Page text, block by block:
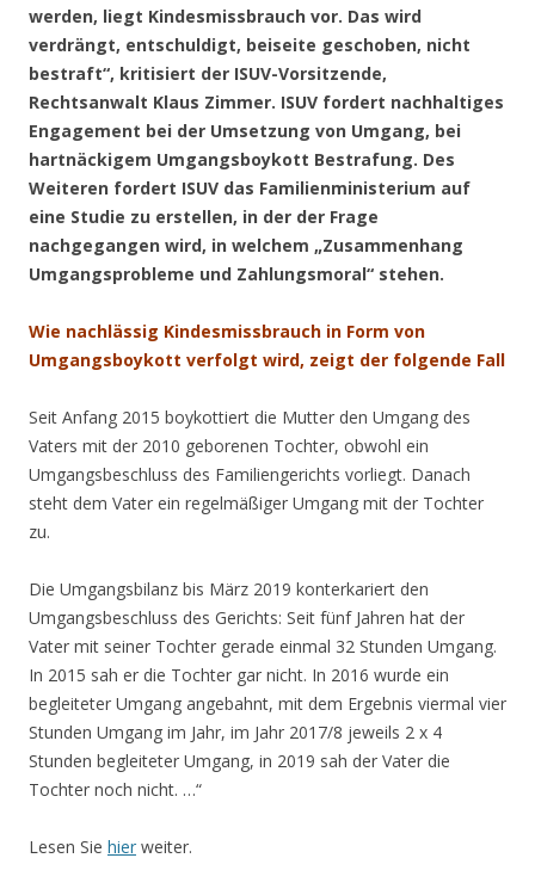
werden, liegt Kindesmissbrauch vor. Das wird
verdrängt, entschuldigt, beiseite geschoben, nicht
bestraft“, kritisiert der ISUV-Vorsitzende,
Rechtsanwalt Klaus Zimmer. ISUV fordert nachhaltiges
Engagement bei der Umsetzung von Umgang, bei
hartnäckigem Umgangsboykott Bestrafung. Des
Weiteren fordert ISUV das Familienministerium auf
eine Studie zu erstellen, in der der Frage
nachgegangen wird, in welchem „Zusammenhang
Umgangsprobleme und Zahlungsmoral“ stehen.
Wie nachlässig Kindesmissbrauch in Form von
Umgangsboykott verfolgt wird, zeigt der folgende Fall
Seit Anfang 2015 boykottiert die Mutter den Umgang des
Vaters mit der 2010 geborenen Tochter, obwohl ein
Umgangsbeschluss des Familiengerichts vorliegt. Danach
steht dem Vater ein regelmäßiger Umgang mit der Tochter
zu.
Die Umgangsbilanz bis März 2019 konterkariert den
Umgangsbeschluss des Gerichts: Seit fünf Jahren hat der
Vater mit seiner Tochter gerade einmal 32 Stunden Umgang.
In 2015 sah er die Tochter gar nicht. In 2016 wurde ein
begleiteter Umgang angebahnt, mit dem Ergebnis viermal vier
Stunden Umgang im Jahr, im Jahr 2017/8 jeweils 2 x 4
Stunden begleiteter Umgang, in 2019 sah der Vater die
Tochter noch nicht. …“
Lesen Sie hier weiter.